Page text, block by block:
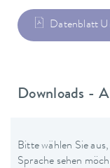
Datenblatt
Downloads -
Bitte wählen Sie
Sprache sehen